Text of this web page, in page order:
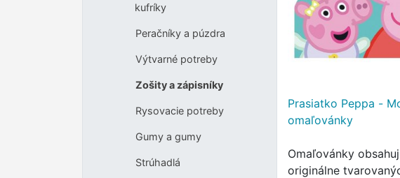
kufríky
Peračníky a púzdra
Výtvarné potreby
Zošity a zápisníky
Rysovacie potreby
Gumy a gumy
Strúhadlá
Prasiatko Peppa -
omaľovánky
Omaľovánky
originálne